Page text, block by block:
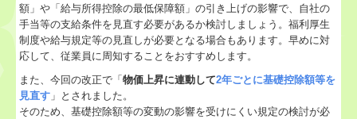
額」や「給与所得控除の最低保障額」の引き上げの影響で、自社の
手当等の支給条件を見直す必要があるか検討しましょう。福利厚生
制度や給与規定等の見直しが必要となる場合もあります。早めに対
応して、従業員に周知することをおすすめします。
また、今回の改正で「物価上昇に連動して2年ごとに基礎控除額等を
見直す 」とされました。
そのため、基礎控除額等の変動の影響を受けにくい規定の検討が必